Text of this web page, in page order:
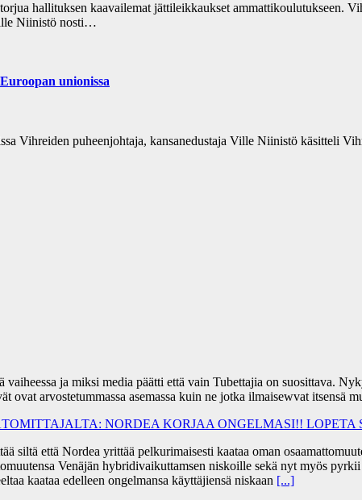
hallituksen kaavailemat jättileikkaukset ammattikoulutukseen.
Niinistö nosti…
unionissa
Vihreiden puheenjohtaja, kansanedustaja Ville Niinistö käsitteli
vaiheessa ja miksi media päätti että vain Tubettajia on suosittava.
ovat arvostetummassa asemassa kuin ne jotka ilmaisewvat itsensä
NORDEA KORJAA ONGELMASI!!
siltä että Nordea yrittää pelkurimaisesti kaataa oman
Venäjän hybridivaikuttamsen niskoille sekä nyt myös
kaataa edelleen ongelmansa käyttäjiensä niskaan [...]